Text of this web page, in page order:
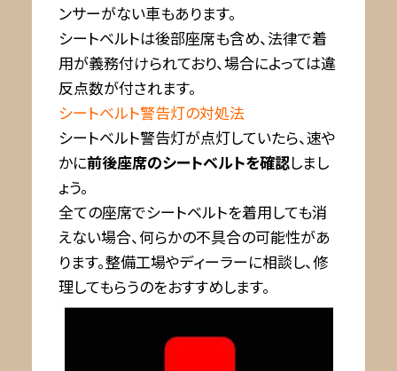
ンサーがない車もあります。
シートベルトは後部座席も含め、法律で着
用が義務付けられており、場合によっては違
反点数が付されます。
シートベルト警告灯の対処法
シートベルト警告灯が点灯していたら、速や
かに前後座席のシートベルトを確認しまし
ょう。
全ての座席でシートベルトを着用しても消
えない場合、何らかの不具合の可能性があ
ります。整備工場やディーラーに相談し、修
理してもらうのをおすすめします。